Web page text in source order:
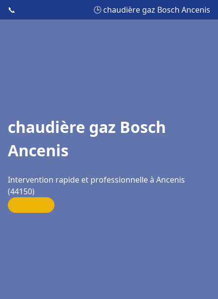
📞 🕒 chaudière gaz Bosch Ancenis
chaudière gaz Bosch
Ancenis
Intervention rapide et professionnelle à Ancenis
(44150)